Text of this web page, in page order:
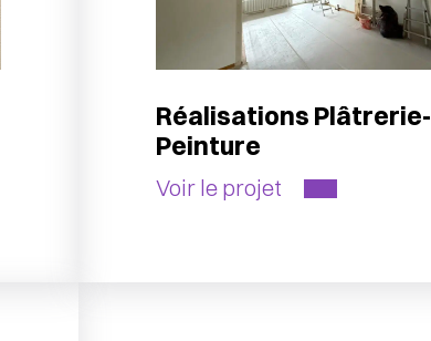
Réalisations Plâtrerie-
Peinture
Voir le projet